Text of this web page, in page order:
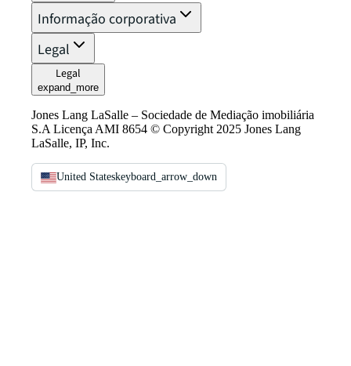
Informação corporativa
Legal
Legal
expand_more
Jones Lang LaSalle – Sociedade de Mediação imobiliária
S.A Licença AMI 8654 © Copyright 2025 Jones Lang
LaSalle, IP, Inc.
United Stateskeyboard_arrow_down